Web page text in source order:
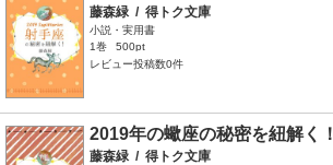
藤森緑 / 得トク文庫
小説・実用書
1巻
500pt
レビュー投稿数0件
2019年の蠍座の秘密を紐解く！
藤森緑 / 得トク文庫